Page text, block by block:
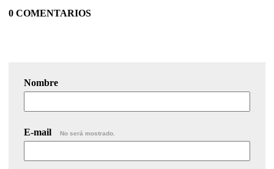
0 COMENTARIOS
Nombre
E-mail No será mostrado.